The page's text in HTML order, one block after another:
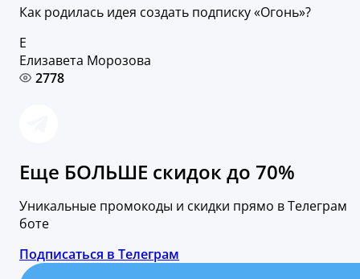
Как родилась идея создать подписку «Огонь»?
Е
Елизавета Морозова
2778
Еще БОЛЬШЕ скидок до 70%
Уникальные промокоды и скидки прямо в Телеграм
боте
Подписаться в Телеграм